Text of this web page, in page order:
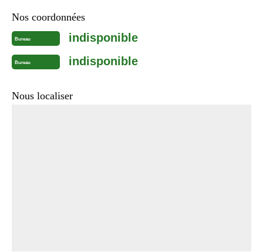
Nos coordonnées
Bureau indisponible
Bureau indisponible
Nous localiser